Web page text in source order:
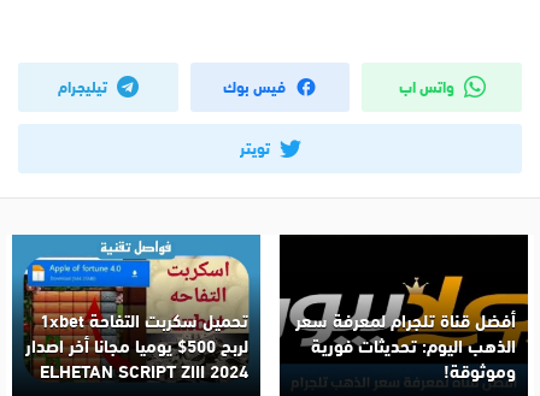
واتس اب فيس بوك تيليجرام
تويتر
أفضل قناة تلجرام لمعرفة سعر
الذهب اليوم: تحديثات فورية
وموثوقة!
تحميل سكربت التفاحة 1xbet
لربح 500$ يوميا مجانا أخر اصدار
2024 ELHETAN SCRIPT ZIII